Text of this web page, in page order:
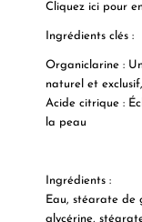
Cliquez ici pour
Ingrédients clés :
Organiclarine :
naturel et
Acide citrique :
la peau
Ingrédients :
Eau, stéarate de
glycérine,